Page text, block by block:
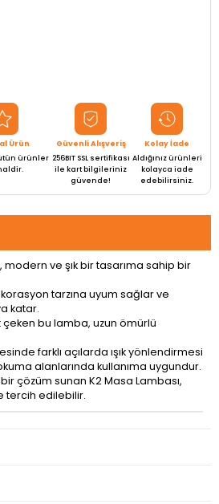
Ürün
ürünler
Güvenli Alışveriş
256BIT SSL sertifikası
ile kart bilgileriniz
güvende!
Kolay İade
Aldığınız ürünleri
kolayca iade
edebilirsiniz.
modern ve şık bir tasarıma sahip bir
tarzına uyum sağlar ve
katar.
çeken bu lamba, uzun ömürlü
farklı açılarda ışık yönlendirmesi
alanlarında kullanıma uygundur.
çözüm sunan K2 Masa Lambası,
tercih edilebilir.